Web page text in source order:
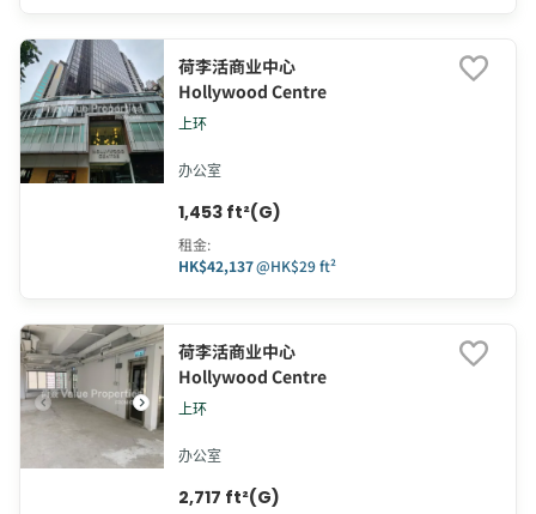
荷李活商业中心
Hollywood Centre
上环
办公室
1,453 ft²(G)
租金:
HK$42,137@HK$29 ft²
荷李活商业中心
Hollywood Centre
上环
办公室
2,717 ft²(G)